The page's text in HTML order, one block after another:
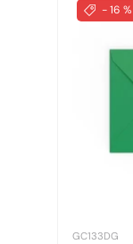
- 16 %
GC133DG